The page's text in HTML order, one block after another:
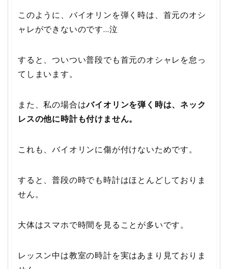
このように、バイオリンを弾く時は、首元のオシ
ャレができないのです…泣
すると、ついつい普段でも首元のオシャレを怠っ
てしまいます。
また、私の場合はバイオリンを弾く時は、ネック
レスの他に時計も付けません。
これも、バイオリンに傷が付けないためです。
すると、普段の時でも時計はほとんどしておりま
せん。
大体はスマホで時間を見ることが多いです。
レッスン中は教室の時計を実はあまり見ておりま